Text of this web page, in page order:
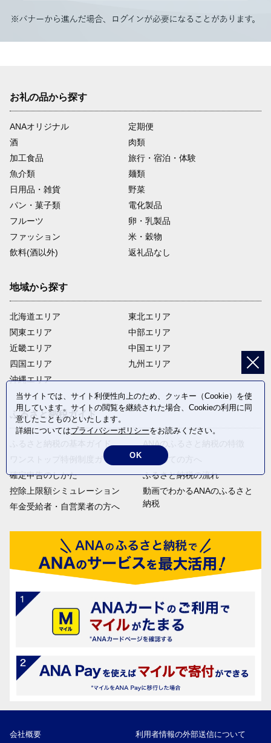
お礼の品から探す
ANAオリジナル
定期便
酒
肉類
加工食品
旅行・宿泊・体験
魚介類
麺類
日用品・雑貨
野菜
パン・菓子類
電化製品
フルーツ
卵・乳製品
ファッション
米・穀物
飲料(酒以外)
返礼品なし
地域から探す
北海道エリア
関東エリア
近畿エリア
四国エリア
沖縄エリア
東北エリア
中部エリア
中国エリア
九州エリア
ふるさと納税ガイド
ふるさと納税の基本ガイド
ワンストップ特例制度ガイド
確定申告のしかた
控除上限額シミュレーション
年金受給者・自営業者の方へ
ANAのふるさと納税の特徴
はじめての方へ
ふるさと納税の流れ
動画でわかるANAのふるさと
納税
会社概要 利用者情報の外部送信について
当サイトでは、サイト利便性向上のため、クッキー（Cookie）を使
用しています。サイトの閲覧を継続された場合、Cookieの利用に同
意したことものといたします。
詳細についてはプライバシーポリシーをお読みください。
OK